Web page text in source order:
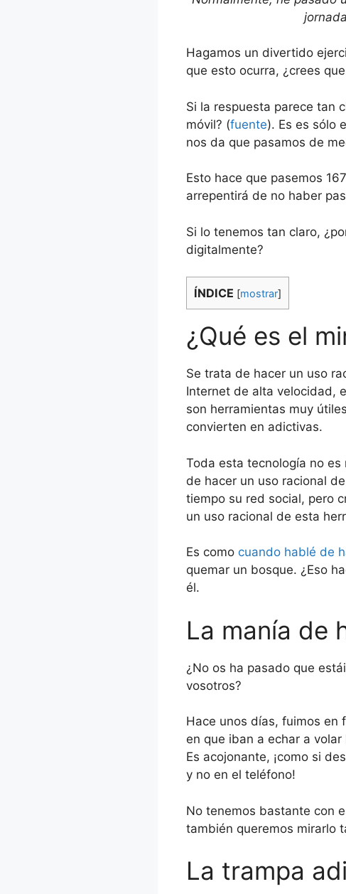
Hagamos un divertido
que esto ocurra, ¿crees
Si la respuesta parece tan
móvil? (fuente). Es es sólo
nos da que pasamos de
Esto hace que pasemos
arrepentirá de no haber
Si lo tenemos tan claro,
digitalmente?
ÍNDICE [mostrar]
¿Qué es el
Se trata de hacer un uso
Internet de alta velocidad,
son herramientas muy
convierten en adictivas.
Toda esta tecnología no
de hacer un uso racional
tiempo su red social, pero
un uso racional de esta
Es como cuando hablé de
quemar un bosque. ¿Eso
él.
La manía de
¿No os ha pasado que
vosotros?
Hace unos días, fuimos en
en que iban a echar a
Es acojonante, ¡como si
y no en el teléfono!
No tenemos bastante con
también queremos mirarlo
La trampa